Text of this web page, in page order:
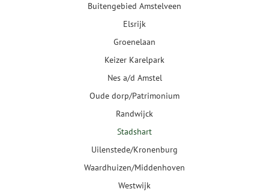
Buitengebied Amstelveen
Elsrijk
Groenelaan
Keizer Karelpark
Nes a/d Amstel
Oude dorp/Patrimonium
Randwijck
Stadshart
Uilenstede/Kronenburg
Waardhuizen/Middenhoven
Westwijk